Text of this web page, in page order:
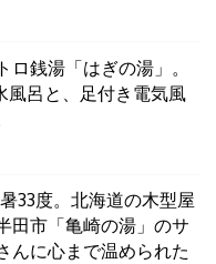
銭湯「はぎの湯」。
風呂と、足付き電気風
33度。北海道の木型屋
田市「亀崎の湯」のサ
んに心まで温められた